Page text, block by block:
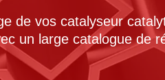
de vos catalyseur
un large catalogue de